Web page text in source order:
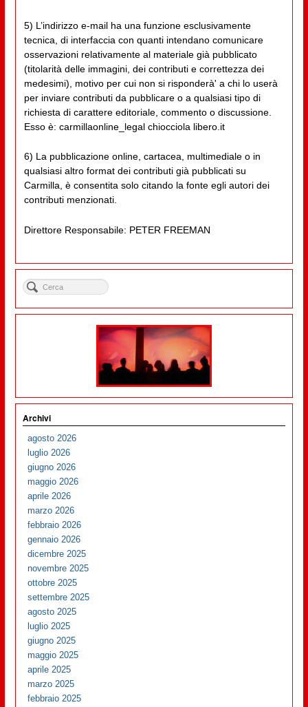
5) L’indirizzo e-mail ha una funzione esclusivamente
tecnica, di interfaccia con quanti intendano comunicare
osservazioni relativamente al materiale già pubblicato
(titolarità delle immagini, dei contributi e correttezza dei
medesimi), motivo per cui non si risponderà' a chi lo userà
per inviare contributi da pubblicare o a qualsiasi tipo di
richiesta di carattere editoriale, commento o discussione.
Esso è: carmillaonline_legal chiocciola libero.it
6) La pubblicazione online, cartacea, multimediale o in
qualsiasi altro format dei contributi già pubblicati su
Carmilla, è consentita solo citando la fonte egli autori dei
contributi menzionati.
Direttore Responsabile: PETER FREEMAN
Archivi
agosto 2026
luglio 2026
giugno 2026
maggio 2026
aprile 2026
marzo 2026
febbraio 2026
gennaio 2026
dicembre 2025
novembre 2025
ottobre 2025
settembre 2025
agosto 2025
luglio 2025
giugno 2025
maggio 2025
aprile 2025
marzo 2025
febbraio 2025